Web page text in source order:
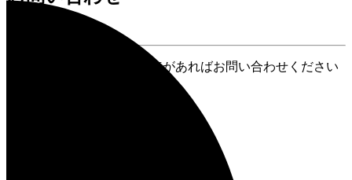
Locusに関する疑問や不明点があればお問い合わせください